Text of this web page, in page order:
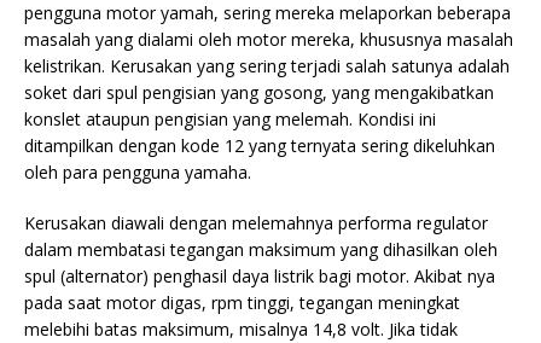
pengguna motor yamah, sering mereka melaporkan beberapa
masalah yang dialami oleh motor mereka, khususnya masalah
kelistrikan. Kerusakan yang sering terjadi salah satunya adalah
soket dari spul pengisian yang gosong, yang mengakibatkan
konslet ataupun pengisian yang melemah. Kondisi ini
ditampilkan dengan kode 12 yang ternyata sering dikeluhkan
oleh para pengguna yamaha.
Kerusakan diawali dengan melemahnya performa regulator
dalam membatasi tegangan maksimum yang dihasilkan oleh
spul (alternator) penghasil daya listrik bagi motor. Akibat nya
pada saat motor digas, rpm tinggi, tegangan meningkat
melebihi batas maksimum, misalnya 14,8 volt. Jika tidak